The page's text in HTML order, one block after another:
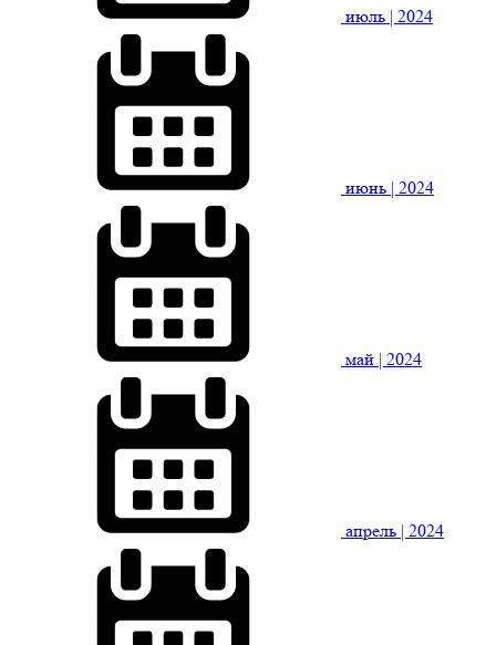
июль | 2024
июнь | 2024
май | 2024
апрель | 2024